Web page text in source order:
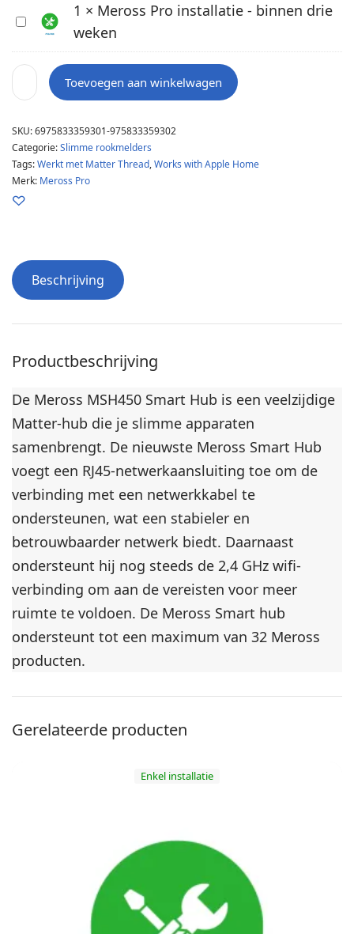
o
A
5
1
S
m
e
c
o
r
M
s
P
r
o
i
l
t
e
i
n
n
e
r
i
e
w
e
1 × Meross Pro installatie - binnen drie
weken
Toevoegen aan winkelwagen
SKU:6975833359301-975833359302
Categorie:Slimme rookmelders
Tags:Werkt met Matter Thread,Works with Apple Home
Merk: Meross Pro
Beschrijving
Productbeschrijving
De Meross MSH450 Smart Hub is een veelzijdige
Matter-hub die je slimme apparaten
samenbrengt. De nieuwste Meross Smart Hub
voegt een RJ45-netwerkaansluiting toe om de
verbinding met een netwerkkabel te
ondersteunen, wat een stabieler en
betrouwbaarder netwerk biedt. Daarnaast
ondersteunt hij nog steeds de 2,4 GHz wifi-
verbinding om aan de vereisten voor meer
ruimte te voldoen. De Meross Smart hub
ondersteunt tot een maximum van 32 Meross
producten.
Gerelateerde producten
Enkel installatie